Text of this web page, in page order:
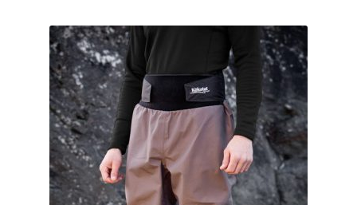
varianter.
De
olika
alternativen
kan
väljas
på
produktsidan